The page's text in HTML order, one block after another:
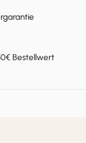
Bestellwert